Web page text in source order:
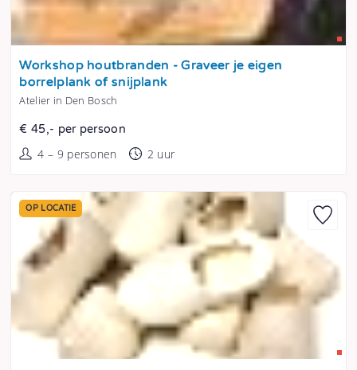
Tonen
Workshop houtbranden - Graveer je eigen
borrelplank of snijplank
Atelier in Den Bosch
€ 45,- per persoon
4 – 9 personen 2 uur
OP LOCATIE